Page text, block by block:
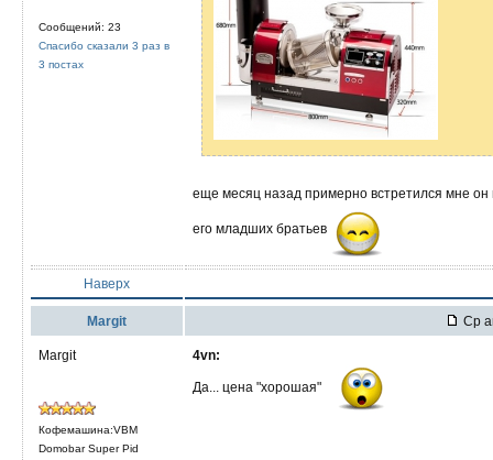
Сообщений: 23
Спасибо сказали 3 раз в
3 постах
еще месяц назад примерно встретился мне он
его младших братьев
Наверх
Margit Ср
Margit
Кофемашина:VBM
Domobar Super Pid
4vn:
Да... цена "хорошая"